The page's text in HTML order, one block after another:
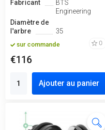
Fabricant
BTS
Engineering
Diamètre de
l'arbre
35
sur commande 0
€116
Ajouter au panier